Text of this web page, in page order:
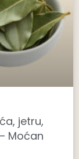
jetru,
Moćan